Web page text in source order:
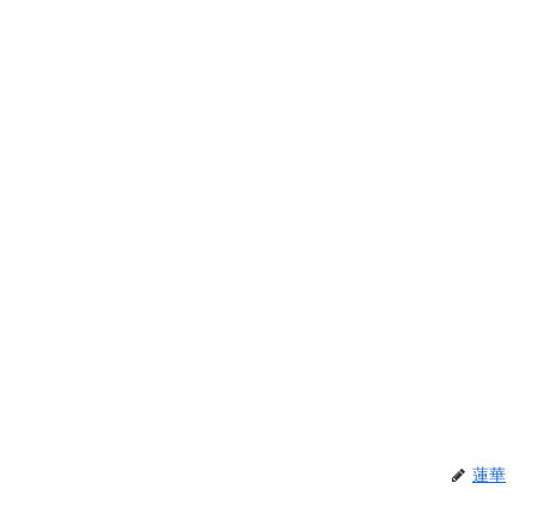
蓮華